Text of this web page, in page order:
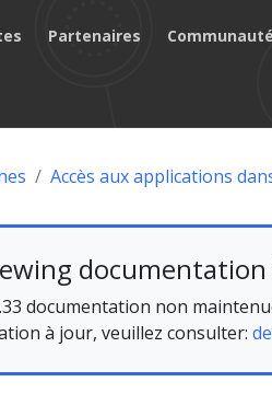
Partenaires Communauté
Accès aux applications
documentation non
à jour, veuillez consulter: